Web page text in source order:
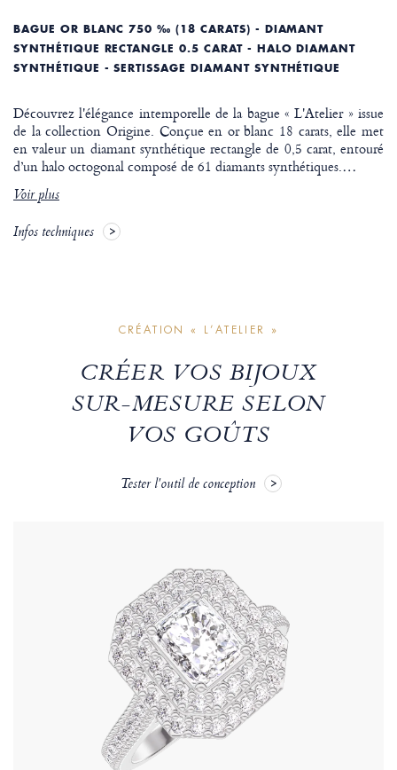
BAGUE OR BLANC 750 ‰ (18 CARATS) - DIAMANT
SYNTHÉTIQUE RECTANGLE 0.5 CARAT - HALO DIAMANT
SYNTHÉTIQUE - SERTISSAGE DIAMANT SYNTHÉTIQUE
Découvrez l'élégance intemporelle de la bague « L'Atelier » issue
de la collection Origine. Conçue en or blanc 18 carats, elle met
en valeur un diamant synthétique rectangle de 0,5 carat, entouré
d’un halo octogonal composé de 61 diamants synthétiques.…
Voir plus
Infos techniques
CRÉATION « L’ATELIER »
CRÉER VOS BIJOUX
SUR-MESURE SELON
VOS GOÛTS
Tester l'outil de conception